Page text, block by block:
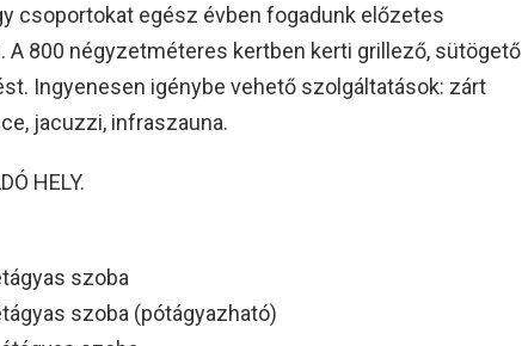
csoportokat egész évben fogadunk előzetes
A 800 négyzetméteres kertben kerti grillező, sütögető
Ingyenesen igénybe vehető szolgáltatások: zárt
jacuzzi, infraszauna.
HELY.
szoba
szoba (pótágyazható)